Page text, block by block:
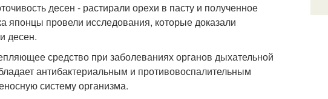
десен - растирали орехи в пасту и полученное
японцы провели исследования, которые доказали
десен.
средство при заболеваниях органов дыхательной
антибактериальным и противовоспалительным
систему организма.